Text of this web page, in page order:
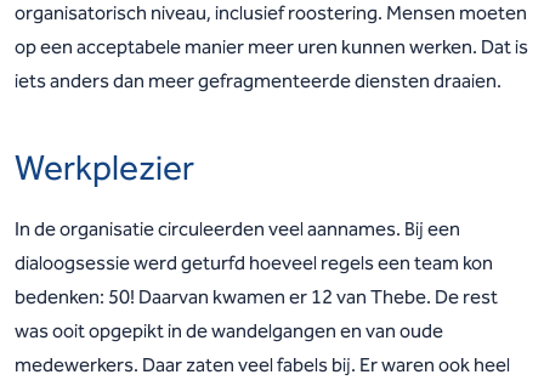
organisatorisch niveau, inclusief roostering. Mensen moeten
op een acceptabele manier meer uren kunnen werken. Dat is
iets anders dan meer gefragmenteerde diensten draaien.
Werkplezier
In de organisatie circuleerden veel aannames. Bij een
dialoogsessie werd geturfd hoeveel regels een team kon
bedenken: 50! Daarvan kwamen er 12 van Thebe. De rest
was ooit opgepikt in de wandelgangen en van oude
medewerkers. Daar zaten veel fabels bij. Er waren ook heel